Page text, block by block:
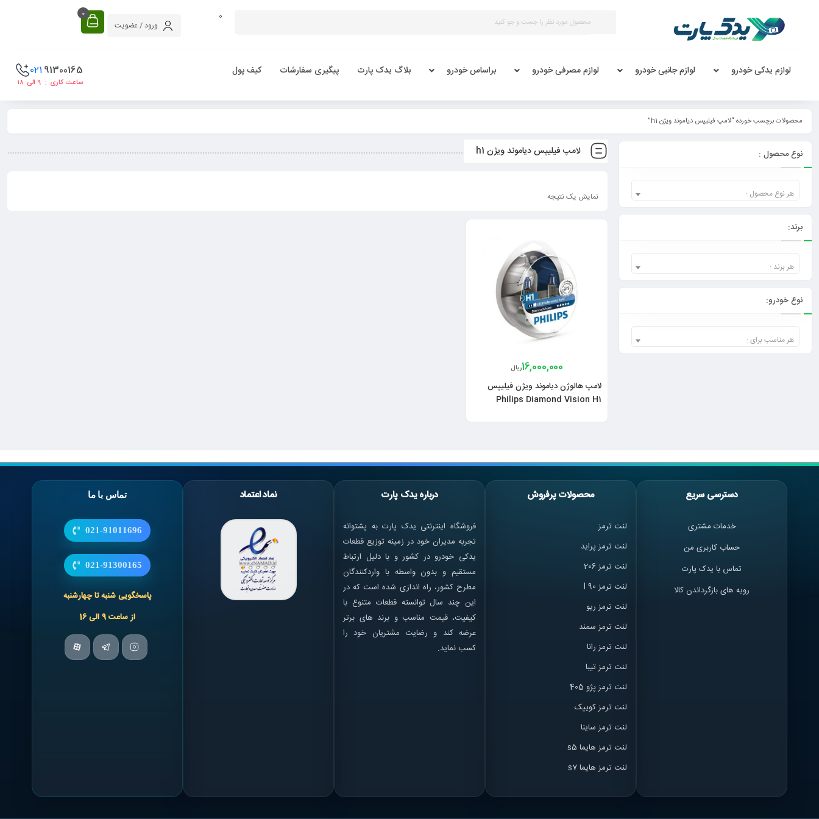
0
ورود / عضویت
0
لوازم یدکی خودرو لوازم جانبی خودرو لوازم مصرفی خودرو براساس خودرو بلاگ یدک پارت پیگیری سفارشات کیف پول 91300165
021
ساعت کاری : ۹ الی ۱۸
محصولات برچسب خورده “لامپ فیلیپس دیاموند ویژن h1”
لامپ فیلیپس دیاموند ویژن h1
نمایش یک نتیجه
16,000,000ریال
لامپ هالوژن دیاموند ویژن فیلیپس
Philips Diamond Vision H1
نوع محصول :
هر نوع محصول :
برند:
هر برند :
نوع خودرو:
هر مناسب برای :
دسترسی سریع
خدمات مشتری
حساب کاربری من
تماس با یدک پارت
رویه های بازگرداندن کالا
محصولات پرفروش
لنت ترمز
لنت ترمز پراید
لنت ترمز 206
لنت ترمز l 90
لنت ترمز ریو
لنت ترمز سمند
لنت ترمز رانا
لنت ترمز تیبا
لنت ترمز پژو 405
لنت ترمز کوییک
لنت ترمز ساینا
لنت ترمز هایما s5
لنت ترمز هایما s7
درباره یدک پارت
فروشگاه اینترنتی یدک پارت به پشتوانه
تجربه مدیران خود در زمینه توزیع قطعات
یدکی خودرو در کشور و با دلیل ارتباط
مستقیم و بدون واسطه با واردکنندگان
مطرح کشور، راه اندازی شده است که در
این چند سال توانسته قطعات متنوع با
کیفیت، قیمت مناسب و برند های برتر
عرضه کند و رضایت مشتریان خود را
کسب نماید.
نماد اعتماد تماس با ما
021-91011696
021-91300165
پاسخگویی شنبه تا چهارشنبه
از ساعت 9 الی 16